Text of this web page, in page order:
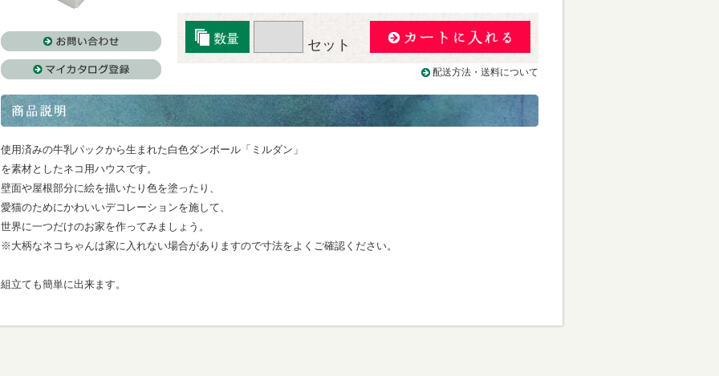
セット
配送方法・送料について
使用済みの牛乳パックから生まれた白色ダンボール「ミルダン」
を素材としたネコ用ハウスです。
壁面や屋根部分に絵を描いたり色を塗ったり、
愛猫のためにかわいいデコレーションを施して、
世界に一つだけのお家を作ってみましょう。
※大柄なネコちゃんは家に入れない場合がありますので寸法をよくご確認ください。
組立ても簡単に出来ます。